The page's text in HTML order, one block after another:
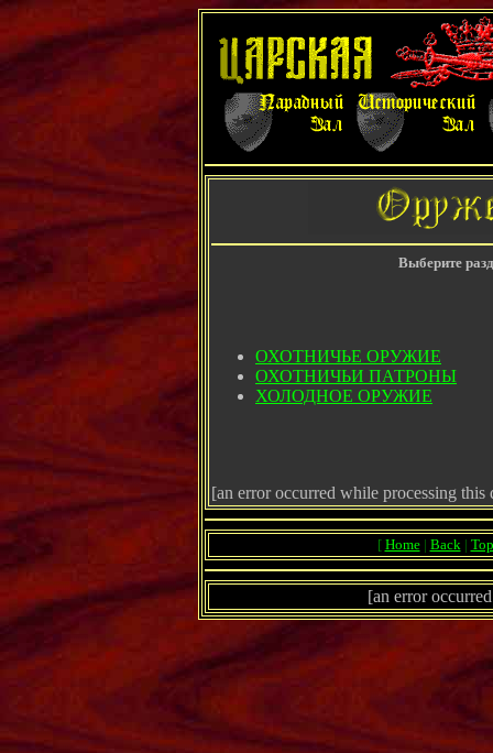
Выберите
ОХОТHИЧЬЕ ОРУЖИЕ
ОХОТHИЧЬИ ПАТРОHЫ
ХОЛОДHОЕ ОРУЖИЕ
[an error occurred while processing this
[ Home| Back| Top
[an error